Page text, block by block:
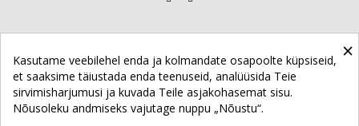
POE KONTAKTID
×
Kasutame veebilehel enda ja kolmandate osapoolte küpsiseid,
et saaksime täiustada enda teenuseid, analüüsida Teie
sirvimisharjumusi ja kuvada Teile asjakohasemat sisu.
Nõusoleku andmiseks vajutage nuppu „Nõustu“.